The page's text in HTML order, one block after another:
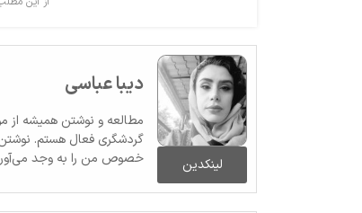
لینکدین
دیبا عباسی
مطالعه و نوشتن همیشه از
گردشگری فعال هستم.
خصوص من را به وجد